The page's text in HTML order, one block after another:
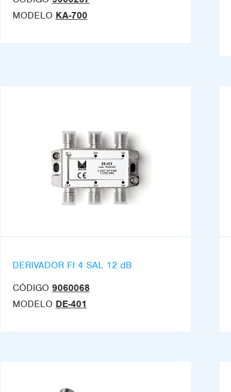
MODELO KA-700
DERIVADOR FI 4 SAL 12 dB
CÓDIGO 9060068
MODELO DE-401